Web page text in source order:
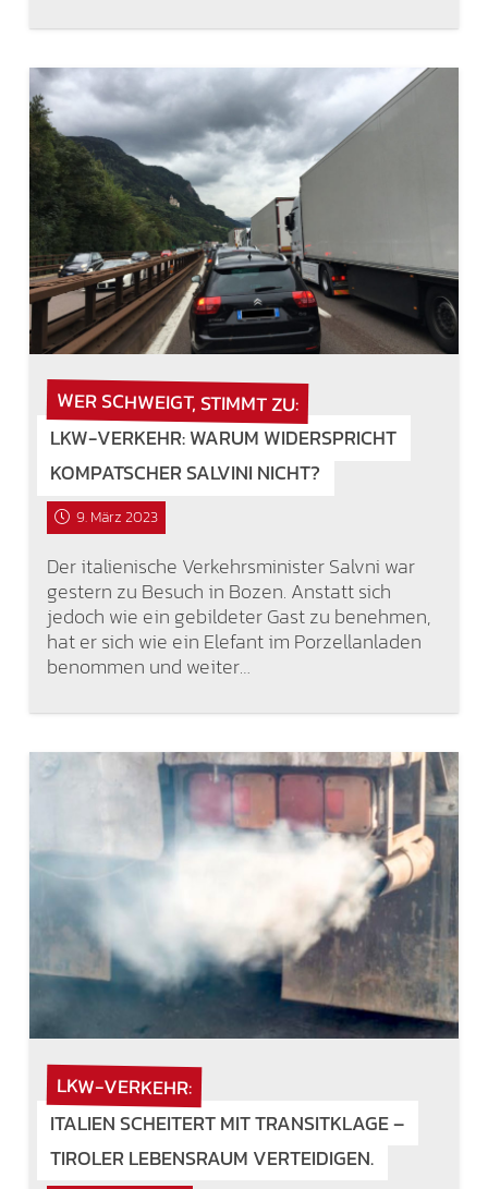
WER SCHWEIGT, STIMMT ZU:
LKW-VERKEHR: WARUM WIDERSPRICHT
KOMPATSCHER SALVINI NICHT?
9. März 2023
Der italienische Verkehrsminister Salvni war
gestern zu Besuch in Bozen. Anstatt sich
jedoch wie ein gebildeter Gast zu benehmen,
hat er sich wie ein Elefant im Porzellanladen
benommen und weiter…
LKW-VERKEHR:
ITALIEN SCHEITERT MIT TRANSITKLAGE –
TIROLER LEBENSRAUM VERTEIDIGEN.